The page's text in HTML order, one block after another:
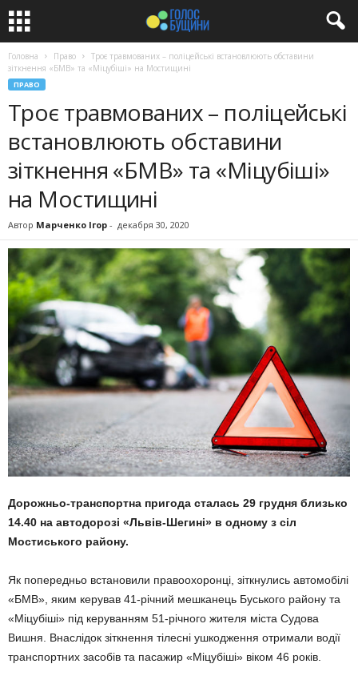
Головна Право
Троє травмованих – поліцейські встановлюють обставини
зіткнення «БМВ» та «Міцубіші» на Мостищині
ПРАВО
Троє травмованих – поліцейські
встановлюють обставини
зіткнення «БМВ» та «Міцубіші»
на Мостищині
Автор Марченко Ігор - декабря 30, 2020
Дорожньо-транспортна пригода сталась 29 грудня близько
14.40 на автодорозі «Львів-Шегині» в одному з сіл
Мостиського району.
Як попередньо встановили правоохоронці, зіткнулись автомобілі
«БМВ», яким керував 41-річний мешканець Буського району та
«Міцубіші» під керуванням 51-річного жителя міста Судова
Вишня. Внаслідок зіткнення тілесні ушкодження отримали водії
транспортних засобів та пасажир «Міцубіші» віком 46 років.